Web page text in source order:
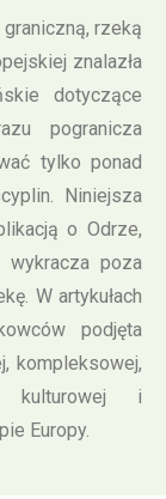
rzeką
znalazła
dotyczące
pogranicza
tylko ponad
Niniejsza
o Odrze,
wykracza poza
W artykułach
podjęta
kompleksowej,
kulturowej i
Europy.